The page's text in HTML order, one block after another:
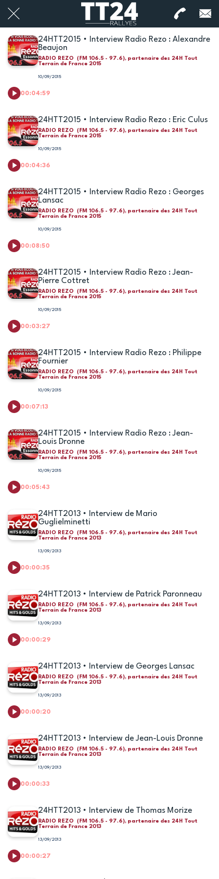
24HTT2015 • Interview Radio Rezo : Alexandre
Beaujon
RADIO REZO (FM 106.5 - 97.6), partenaire des 24H Tout
Terrain de France 2015
10/09/2015
00:04:59
24HTT2015 • Interview Radio Rezo : Eric Culus
RADIO REZO (FM 106.5 - 97.6), partenaire des 24H Tout
Terrain de France 2015
10/09/2015
00:04:36
24HTT2015 • Interview Radio Rezo : Georges
Lansac
RADIO REZO (FM 106.5 - 97.6), partenaire des 24H Tout
Terrain de France 2015
10/09/2015
00:08:50
24HTT2015 • Interview Radio Rezo : Jean-
Pierre Cottret
RADIO REZO (FM 106.5 - 97.6), partenaire des 24H Tout
Terrain de France 2015
10/09/2015
00:03:27
24HTT2015 • Interview Radio Rezo : Philippe
Fournier
RADIO REZO (FM 106.5 - 97.6), partenaire des 24H Tout
Terrain de France 2015
10/09/2015
00:07:13
24HTT2015 • Interview Radio Rezo : Jean-
Louis Dronne
RADIO REZO (FM 106.5 - 97.6), partenaire des 24H Tout
Terrain de France 2015
10/09/2015
00:05:43
24HTT2013 • Interview de Mario
Guglielminetti
RADIO REZO (FM 106.5 - 97.6), partenaire des 24H Tout
Terrain de France 2013
13/09/2013
00:00:35
24HTT2013 • Interview de Patrick Paronneau
RADIO REZO (FM 106.5 - 97.6), partenaire des 24H Tout
Terrain de France 2013
13/09/2013
00:00:29
24HTT2013 • Interview de Georges Lansac
RADIO REZO (FM 106.5 - 97.6), partenaire des 24H Tout
Terrain de France 2013
13/09/2013
00:00:20
24HTT2013 • Interview de Jean-Louis Dronne
RADIO REZO (FM 106.5 - 97.6), partenaire des 24H Tout
Terrain de France 2013
13/09/2013
00:00:33
24HTT2013 • Interview de Thomas Morize
RADIO REZO (FM 106.5 - 97.6), partenaire des 24H Tout
Terrain de France 2013
13/09/2013
00:00:27